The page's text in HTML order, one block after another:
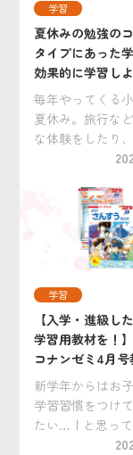
学習
夏休みの勉強の
タイプにあった
効果的に学習し
学生向けおすす
も。
毎年やってくる
夏休み。旅行な
な体験をしたり
できない過ごし
みのような学校
暇において最大
タネは「勉強」
ケジュールを立
しく勉強するのが
[…]学習
【入学・進級し
学習用教材を！
コナンゼミ4月号
ご紹介
新学年からはお
学習習慣をつけ
たい…！と思っ
護者の皆さんに